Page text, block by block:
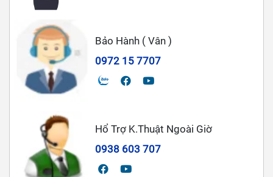
Bảo Hành ( Vân )
0972 15 7707
Hổ Trợ K.Thuật Ngoài Giờ
0938 603 707